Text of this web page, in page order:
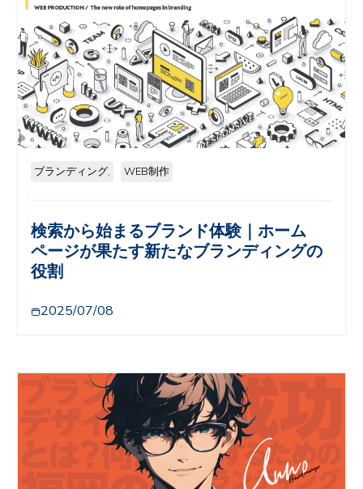
ブランディング, WEB制作
検索から始まるブランド体験｜ホーム
ページが果たす新たなブランディングの
役割
2025/07/08